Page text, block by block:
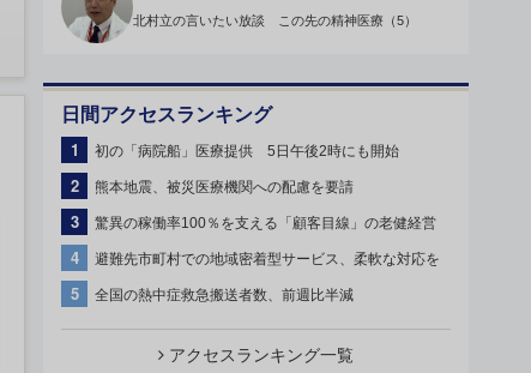
北村立の言いたい放談 この先の精神医療（5）
日間アクセスランキング
1 初の「病院船」医療提供 5日午後2時にも開始
2 熊本地震、被災医療機関への配慮を要請
3 驚異の稼働率100％を支える「顧客目線」の老健経営
4 避難先市町村での地域密着型サービス、柔軟な対応を
5 全国の熱中症救急搬送者数、前週比半減
アクセスランキング一覧